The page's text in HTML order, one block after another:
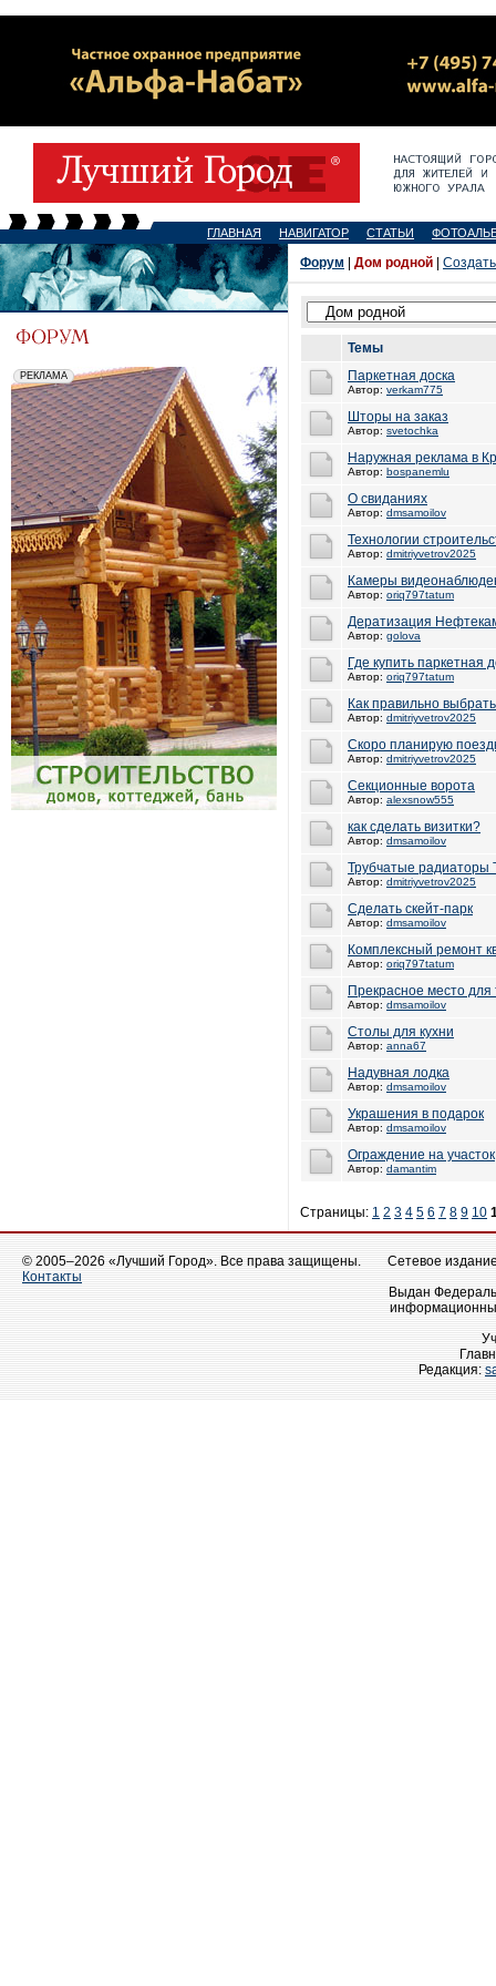
ГЛАВНАЯ НАВИГАТОР СТАТЬИ
Форум Дом родной
Темы
Паркетная доска
Автор: verkam775
Шторы на заказ
Автор: svetochka
Наружная реклама в
Автор: bospanemlu
О свиданиях
Автор: dmsamoilov
Технологии
Автор: dmitriyvetrov2025
Камеры
Автор: oriq797tatum
Дератизация
Автор: golova
Где купить паркетная
Автор: oriq797tatum
Как правильно
Автор: dmitriyvetrov2025
Скоро планирую
Автор: dmitriyvetrov2025
Секционные ворота
Автор: alexsnow555
как сделать визитки?
Автор: dmsamoilov
Трубчатые радиаторы
Автор: dmitriyvetrov2025
Сделать скейт-парк
Автор: dmsamoilov
Комплексный ремонт
Автор: oriq797tatum
Прекрасное место для
Автор: dmsamoilov
Столы для кухни
Автор: anna67
Надувная лодка
Автор: dmsamoilov
Украшения в подарок
Автор: dmsamoilov
Ограждение на участок
Автор: damantim
Страницы: 1 2 3 4 5 6 7 8 9 10
© 2005–2026 «Лучший Город». Все права защищены.
Контакты
Сетевое
Выдан
Редакция: